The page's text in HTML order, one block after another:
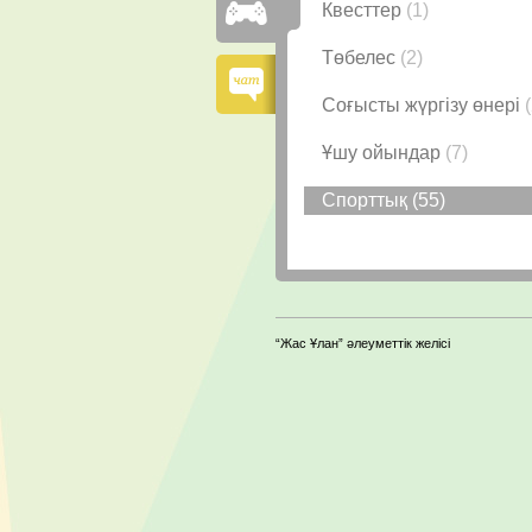
Квесттер (1)
Төбелес (2)
Соғысты жүргізу өнері
Ұшу ойындар (7)
Спорттық (55)
“Жас Ұлан” әлеуметтік желісі